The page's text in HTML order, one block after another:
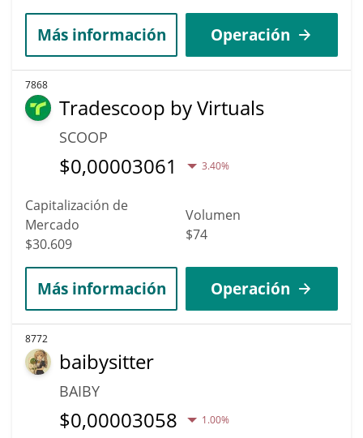
Más información Operación
7868
Tradescoop by Virtuals
SCOOP
$0,00003061 3.40%
Capitalización de
Mercado
$30.609
Volumen
$74
Más información Operación
8772
baibysitter
BAIBY
$0,00003058 1.00%